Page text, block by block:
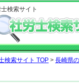
検索サイト
検索サイト TOP > 長崎県